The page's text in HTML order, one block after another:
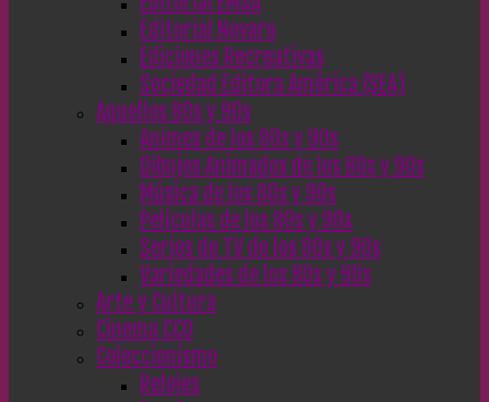
Editorial Novaro
Ediciones Recreativas
Sociedad Editora América (SEA)
Aquellos 80s y 90s
Animes de los 80s y 90s
Dibujos Animados de los 80s y 90s
Música de los 80s y 90s
Películas de los 80s y 90s
Series de TV de los 80s y 90s
Variedades de los 80s y 90s
Arte y Cultura
Cinema CC0
Coleccionismo
Relojes